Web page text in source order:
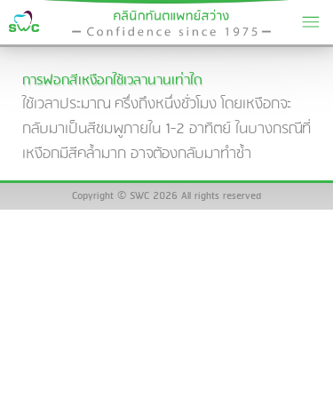
การฟอกสีเหงือกใช้เวลานานเท่าใด
ใช้เวลาประมาณ ครึ่งถึงหนึ่งชั่วโมง โดยเหงือกจะ
กลับมาเป็นสีชมพูภายใน 1-2 อาทิตย์ ในบางกรณีที่
เหงือกมีสีคล้ำมาก อาจต้องกลับมาทำซ้ำ
Copyright © SWC 2026 All rights reserved